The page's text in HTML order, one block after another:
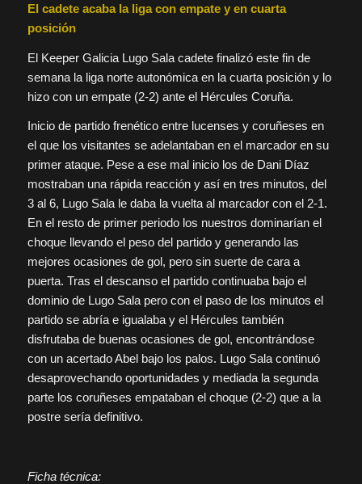
El cadete acaba la liga con empate y en cuarta
posición
El Keeper Galicia Lugo Sala cadete finalizó este fin de
semana la liga norte autonómica en la cuarta posición y lo
hizo con un empate (2-2) ante el Hércules Coruña.
Inicio de partido frenético entre lucenses y coruñeses en
el que los visitantes se adelantaban en el marcador en su
primer ataque. Pese a ese mal inicio los de Dani Díaz
mostraban una rápida reacción y así en tres minutos, del
3 al 6, Lugo Sala le daba la vuelta al marcador con el 2-1.
En el resto de primer periodo los nuestros dominarían el
choque llevando el peso del partido y generando las
mejores ocasiones de gol, pero sin suerte de cara a
puerta. Tras el descanso el partido continuaba bajo el
dominio de Lugo Sala pero con el paso de los minutos el
partido se abría e igualaba y el Hércules también
disfrutaba de buenas ocasiones de gol, encontrándose
con un acertado Abel bajo los palos. Lugo Sala continuó
desaprovechando oportunidades y mediada la segunda
parte los coruñeses empataban el choque (2-2) que a la
postre sería definitivo.
Ficha técnica: